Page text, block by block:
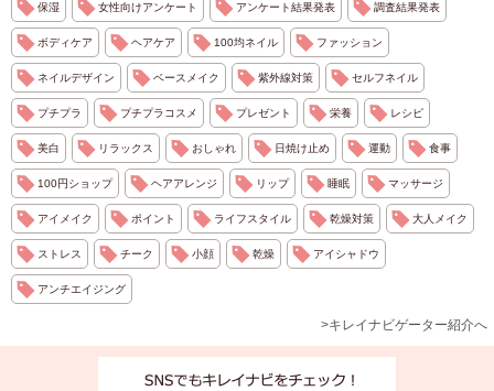
保湿 女性向けアンケート アンケート結果発表 調査結果発表
ボディケア ヘアケア 100均ネイル ファッション
ネイルデザイン ベースメイク 紫外線対策 セルフネイル
プチプラ プチプラコスメ プレゼント 栄養 レシピ
美白 リラックス おしゃれ 日焼け止め 運動 食事
100円ショップ ヘアアレンジ リップ 睡眠 マッサージ
アイメイク ポイント ライフスタイル 乾燥対策 大人メイク
ストレス チーク 小顔 乾燥 アイシャドウ
アンチエイジング
>キレイナビゲーター紹介へ